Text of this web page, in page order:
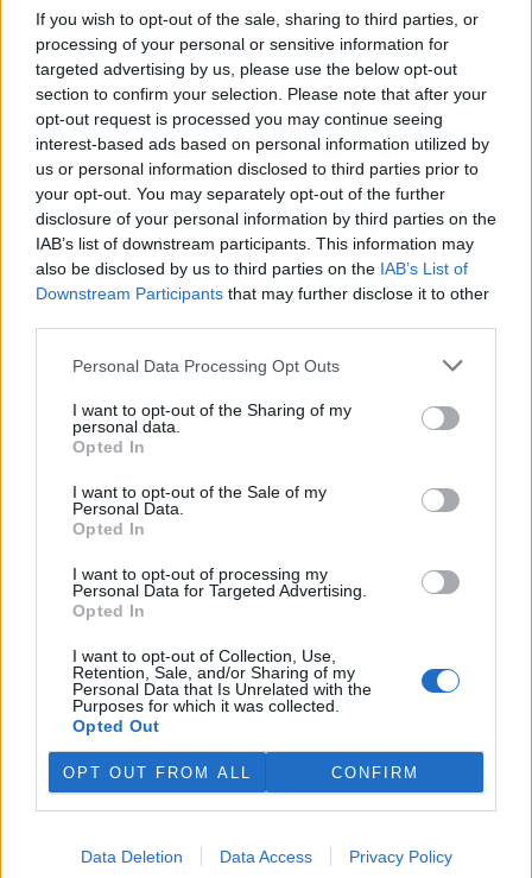
If you wish to opt-out of the sale, sharing to third parties, or
processing of your personal or sensitive information for
targeted advertising by us, please use the below opt-out
section to confirm your selection. Please note that after your
opt-out request is processed you may continue seeing
interest-based ads based on personal information utilized by
us or personal information disclosed to third parties prior to
your opt-out. You may separately opt-out of the further
disclosure of your personal information by third parties on the
IAB’s list of downstream participants. This information may
also be disclosed by us to third parties on the IAB’s List of
Downstream Participants that may further disclose it to other
Personal Data Processing Opt Outs
I want to opt-out of the Sharing of my
personal data.
Opted In
I want to opt-out of the Sale of my
Personal Data.
Opted In
I want to opt-out of processing my
Personal Data for Targeted Advertising.
Opted In
I want to opt-out of Collection, Use,
Retention, Sale, and/or Sharing of my
Personal Data that Is Unrelated with the
Purposes for which it was collected.
Opted Out
OPT OUT FROM ALL CONFIRM
Data Deletion Data Access Privacy Policy
Zdroj | Fond pro udržitelný život
Osazení cesty z Koutů do Arneštovic
Podpořte úsilí místních zkrášlit polní cestu z Koutů do
místními plánuje pokácet staré a nemocné stromy,
jabloní. Po výsadbě spolek plánuje stromy v letním suchu
zalévat do plného zakořenění. Podpořit projekt můžete
Zdroj | Fond pro udržitelný život